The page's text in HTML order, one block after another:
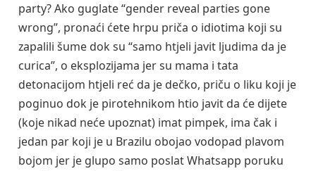
party? Ako guglate “gender reveal parties gone
wrong”, pronaći ćete hrpu priča o idiotima koji su
zapalili šume dok su “samo htjeli javit ljudima da je
curica”, o eksplozijama jer su mama i tata
detonacijom htjeli reć da je dečko, priču o liku koji je
poginuo dok je pirotehnikom htio javit da će dijete
(koje nikad neće upoznat) imat pimpek, ima čak i
jedan par koji je u Brazilu obojao vodopad plavom
bojom jer je glupo samo poslat Whatsapp poruku